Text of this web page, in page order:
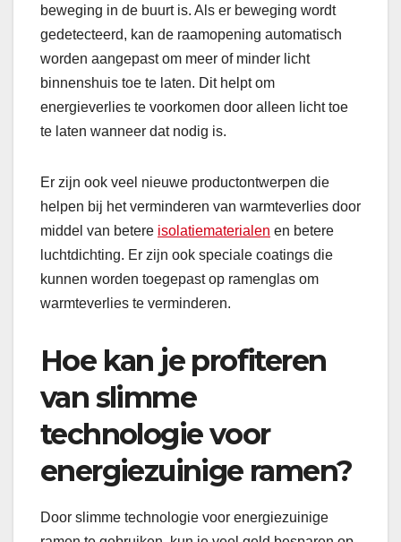
beweging in de buurt is. Als er beweging wordt
gedetecteerd, kan de raamopening automatisch
worden aangepast om meer of minder licht
binnenshuis toe te laten. Dit helpt om
energieverlies te voorkomen door alleen licht toe
te laten wanneer dat nodig is.
Er zijn ook veel nieuwe productontwerpen die
helpen bij het verminderen van warmteverlies door
middel van betere isolatiematerialen en betere
luchtdichting. Er zijn ook speciale coatings die
kunnen worden toegepast op ramenglas om
warmteverlies te verminderen.
Hoe kan je profiteren
van slimme
technologie voor
energiezuinige ramen?
Door slimme technologie voor energiezuinige